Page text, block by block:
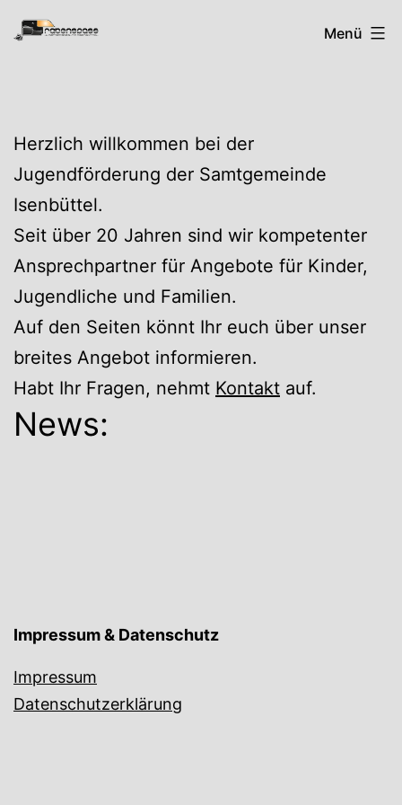
Zum
Inhalt
RabenspassMenü
Herzlich willkommen bei der
Jugendförderung der Samtgemeinde
Isenbüttel.
Seit über 20 Jahren sind wir kompetenter
Ansprechpartner für Angebote für Kinder,
Jugendliche und Familien.
Auf den Seiten könnt Ihr euch über unser
breites Angebot informieren.
Habt Ihr Fragen, nehmt Kontakt auf.
News:
Impressum & Datenschutz
Impressum
Datenschutzerklärung